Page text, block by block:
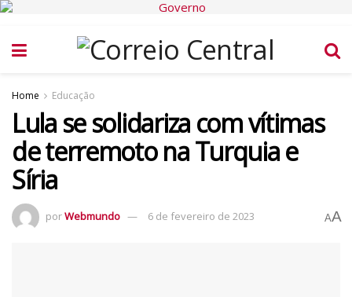
Home Educação
Lula se solidariza com vítimas
de terremoto na Turquia e
Síria
porWebmundo 6 de fevereiro de 2023 AA